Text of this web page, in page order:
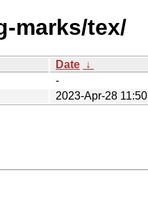
marks/tex/
Date ↓
-
2023-Apr-28 11:50